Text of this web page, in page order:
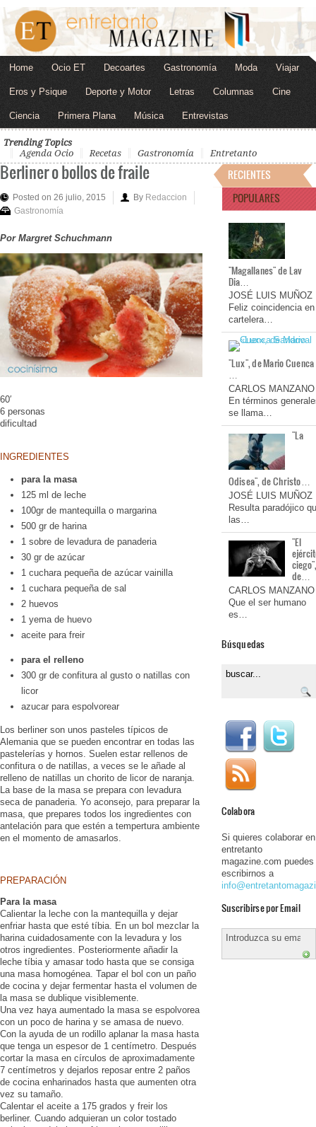
Home Ocio ET Decoartes Gastronomía Moda Viajar
Eros y Psique Deporte y Motor Letras Columnas Cine
Ciencia Primera Plana Música Entrevistas
Trending Topics
Agenda Ocio
Recetas Gastronomía Entretanto
Berliner o bollos de fraile
Posted on 26 julio, 2015 By Redaccion
Gastronomía
Por Margret Schuchmann
60′
6 personas
dificultad
INGREDIENTES
para la masa
125 ml de leche
100gr de mantequilla o margarina
500 gr de harina
1 sobre de levadura de panaderia
30 gr de azúcar
1 cuchara pequeña de azúcar vainilla
1 cuchara pequeña de sal
2 huevos
1 yema de huevo
aceite para freir
para el relleno
300 gr de confitura al gusto o natillas con
licor
azucar para espolvorear
Los berliner son unos pasteles típicos de
Alemania que se pueden encontrar en todas las
pastelerías y hornos. Suelen estar rellenos de
confitura o de natillas, a veces se le añade al
relleno de natillas un chorito de licor de naranja.
La base de la masa se prepara con levadura
seca de panaderia. Yo aconsejo, para preparar la
masa, que prepares todos los ingredientes con
antelación para que estén a tempertura ambiente
en el momento de amasarlos.
PREPARACIÓN
Para la masa
Calientar la leche con la mantequilla y dejar
enfriar hasta que esté tíbia. En un bol mezclar la
harina cuidadosamente con la levadura y los
otros ingredientes. Posteriormente añadir la
leche tíbia y amasar todo hasta que se consiga
una masa homogénea. Tapar el bol con un paño
de cocina y dejar fermentar hasta el volumen de
la masa se dublique visiblemente.
Una vez haya aumentado la masa se espolvorea
con un poco de harina y se amasa de nuevo.
Con la ayuda de un rodillo aplanar la masa hasta
que tenga un espesor de 1 centímetro. Después
cortar la masa en círculos de aproximadamente
7 centímetros y dejarlos reposar entre 2 paños
de cocina enharinados hasta que aumenten otra
vez su tamaño.
Calentar el aceite a 175 grados y freir los
berliner. Cuando adquieran un color tostado
RECIENTES
POPULARES
"Magallanes" de Lav
Dia…
JOSÉ LUIS MUÑOZ
Feliz coincidencia en
cartelera…
"Lux", de Mario Cuenca
…
CARLOS MANZANO
En términos
se llama…
"La
Odisea", de Christo…
JOSÉ LUIS MUÑOZ
Resulta paradójico
las…
"El
de…
CARLOS MANZANO
Que el ser humano
es…
Búsquedas
Colabora
Si quieres colaborar en
entretanto
magazine.com puedes
escribirnos a
Suscribirse por Email